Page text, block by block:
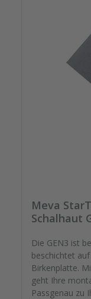
Meva
Schalhaut
Die GEN3 ist
beschichtet
Birkenplatte. Mit speziellem Schutzlack versiegelt
geht Ihre
Passgenau zu